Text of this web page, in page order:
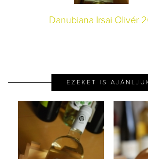
Danubiana Irsai Olivér
EZEKET IS